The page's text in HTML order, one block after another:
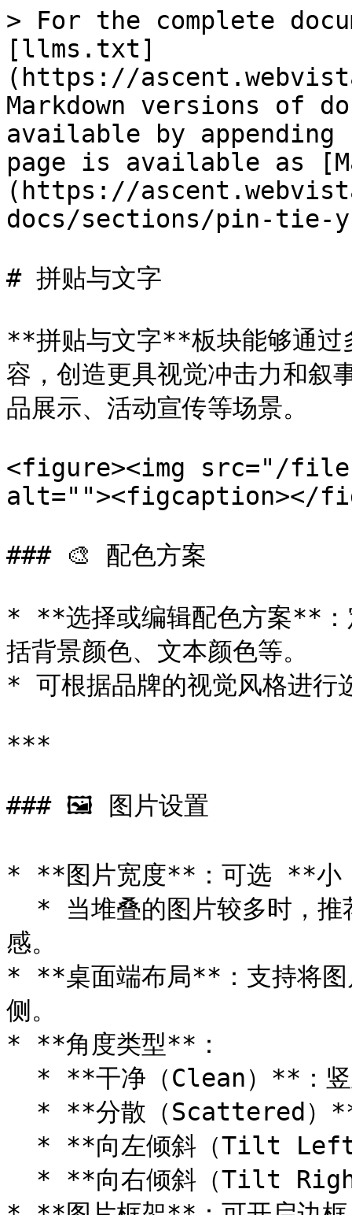
> For the complete
[llms.txt]
(https://
Markdown versions of
available by
page is available as
(https://
docs/sections/pin-tie-
# 拼贴与文字
**拼贴与文字**板块能够通过
容，创造更具视觉冲击力和叙
品展示、活动宣传等场景。
<figure><img src="/files/
alt=""><figcaption></
### 🎨 配色方案
* **选择或编辑配色方案**：
括背景颜色、文本颜色等。
* 可根据品牌的视觉风格进行
***
### 🖼 图片设置
* **图片宽度**：可选 **
感。
* **桌面端布局**：支持将
侧。
* **角度类型**：